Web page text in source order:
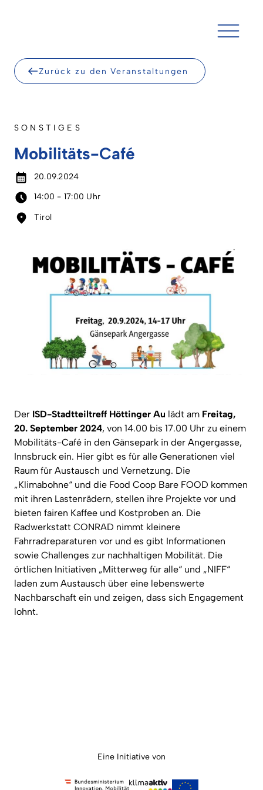
Zurück zu den Veranstaltungen
SONSTIGES
Mobilitäts-Café
20.09.2024
14:00 - 17:00 Uhr
Tirol
Der ISD-Stadtteiltreff Höttinger Au lädt am Freitag,
20. September 2024, von 14.00 bis 17.00 Uhr zu einem
Mobilitäts-Café in den Gänsepark in der Angergasse,
Innsbruck ein. Hier gibt es für alle Generationen viel
Raum für Austausch und Vernetzung. Die
„Klimabohne“ und die Food Coop Bare FOOD kommen
mit ihren Lastenrädern, stellen ihre Projekte vor und
bieten fairen Kaffee und Kostproben an. Die
Radwerkstatt CONRAD nimmt kleinere
Fahrradreparaturen vor und es gibt Informationen
sowie Challenges zur nachhaltigen Mobilität. Die
örtlichen Initiativen „Mitterweg für alle“ und „NIFF“
laden zum Austausch über eine lebenswerte
Nachbarschaft ein und zeigen, dass sich Engagement
lohnt.
Eine Initiative von